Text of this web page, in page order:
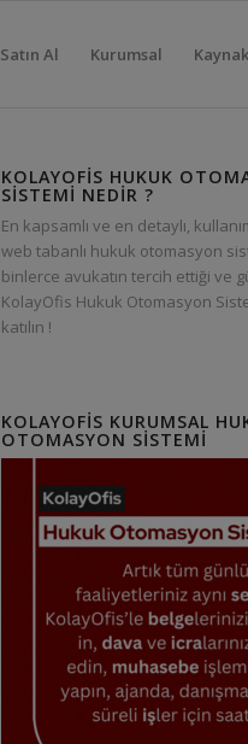
Satın Al Kurumsal
KOLAYOFIS HUKUK
SISTEMI NEDIR ?
En kapsamlı ve en detaylı,
web tabanlı hukuk otomasyon
binlerce avukatın tercih ettiği ve
KolayOfis Hukuk Otomasyon
katılın !
KOLAYOFIS KURUMSAL
OTOMASYON SISTEMI